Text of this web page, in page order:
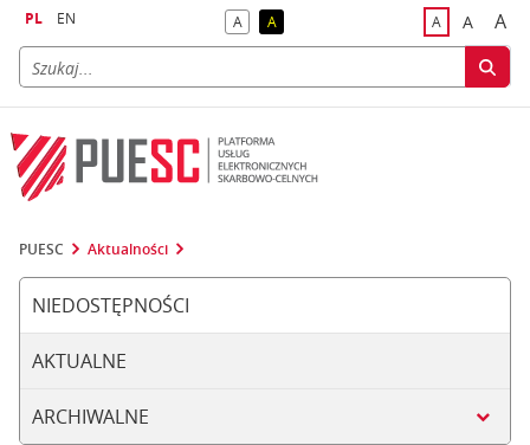
PL EN Akontrast domyślny
Akontrast żółty tekst na czarnym tle
Adomyślna
A A
PUESC Aktualności
NIEDOSTĘPNOŚCI
AKTUALNE
ARCHIWALNE